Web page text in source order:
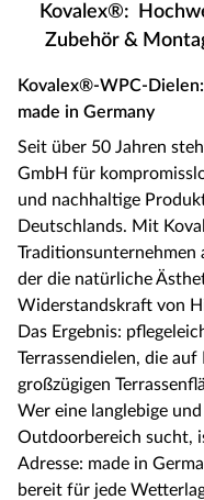
Kovalex®:
Zubehör &
Kovalex®-WPC-
made in Germany
Seit über 50 Jahren
GmbH für
und nachhaltige
Deutschlands. Mit
der die natürliche
Widerstandskraft von
Das Ergebnis:
Terrassendielen, die
großzügigen
Wer eine langlebige
Outdoorbereich sucht,
Adresse: made in
bereit für jede